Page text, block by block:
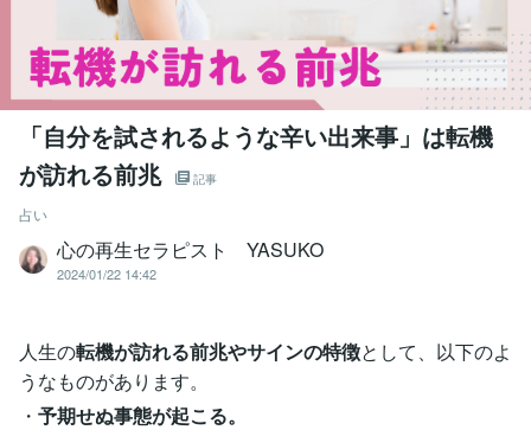
「自分を試されるような辛い出来事」は転機
が訪れる前兆
記事
占い
心の再生セラピスト YASUKO
2024/01/22 14:42
人生の転機が訪れる前兆やサインの特徴として、以下のよ
うなものがあります。
・ 予期せぬ事態が起こる。